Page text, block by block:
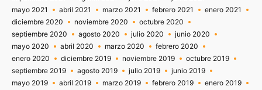
mayo 2021
abril 2021 marzo 2021 febrero 2021
enero 2021
diciembre 2020
noviembre 2020
octubre 2020
septiembre 2020
agosto 2020 julio 2020
junio 2020
mayo 2020
abril 2020 marzo 2020
febrero 2020
enero 2020
diciembre 2019 noviembre 2019
octubre 2019
septiembre 2019
agosto 2019 julio 2019
junio 2019
mayo 2019
abril 2019 marzo 2019 febrero 2019
enero 2019